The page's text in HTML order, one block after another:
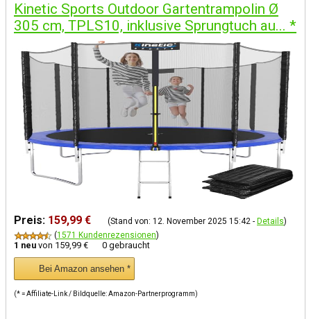
Kinetic Sports Outdoor Gartentrampolin Ø
305 cm, TPLS10, inklusive Sprungtuch au... *
Preis: 159,99 € (Stand von: 12. November 2025 15:42 - Details)
(1571 Kundenrezensionen)
1 neu von 159,99 € 0 gebraucht
Bei Amazon ansehen *
(* = Affiliate-Link / Bildquelle: Amazon-Partnerprogramm)